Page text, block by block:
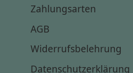
Zahlungsarten
AGB
Widerrufsbelehrung
Datenschutzerklärung